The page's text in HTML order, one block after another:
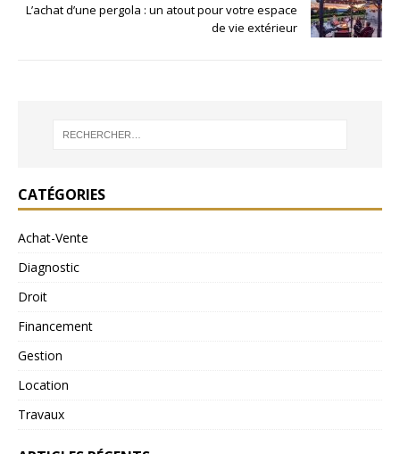
L’achat d’une pergola : un atout pour votre espace
de vie extérieur
CATÉGORIES
Achat-Vente
Diagnostic
Droit
Financement
Gestion
Location
Travaux